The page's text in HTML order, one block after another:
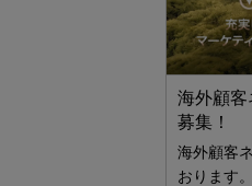
海外顧客
募集！
海外顧客
おります